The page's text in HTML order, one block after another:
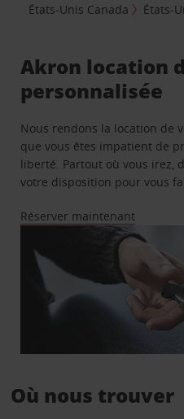
États-Unis Canada
États-
Akron location
personnalisée
Nous rendons la location de
que vous êtes impatient de
liberté. Partout où vous irez,
votre disposition pour vous
Réserver maintenant
Où nous trouver